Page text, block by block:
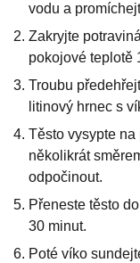
vodu a
Zakryjte
pokojové teplotě
Troubu
litinový hrnec s
Těsto vysypte
několikrát
odpočinout.
Přeneste těsto
30 minut.
Poté víko